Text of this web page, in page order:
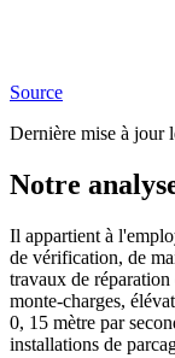
Source
Dernière mise à jour
Notre
Il appartient à
de vérification, de
travaux de réparation
monte-charges,
0, 15 mètre par
installations de